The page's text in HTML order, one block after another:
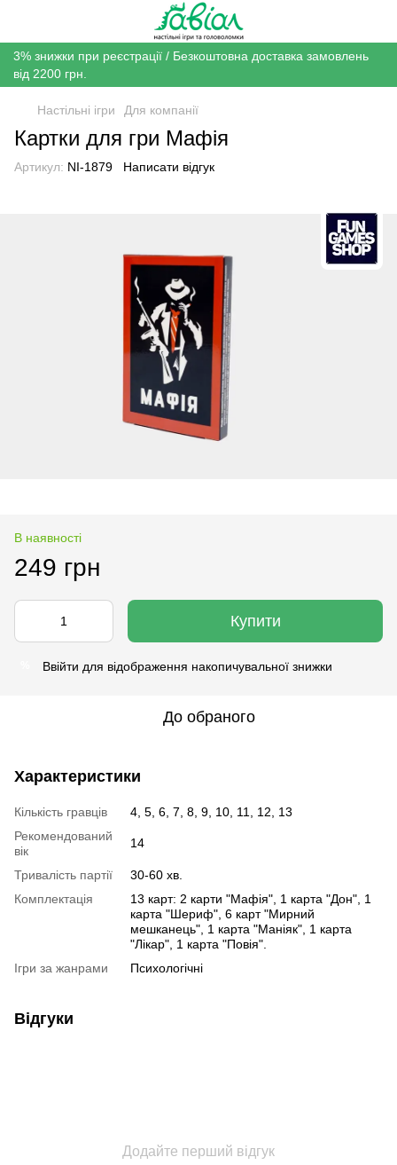
3% знижки при реєстрації / Безкоштовна доставка замовлень
від 2200 грн.
Настільні ігри Для компанії
Картки для гри Мафія
Артикул: NI-1879 Написати відгук
В наявності
249 грн
Купити
Ввійти для відображення накопичувальної знижки
До обраного
Характеристики
Кількість гравців
4, 5, 6, 7, 8, 9, 10, 11, 12, 13
Рекомендований
вік
14
Тривалість партії
30-60 хв.
Комплектація
13 карт: 2 карти "Мафія", 1 карта "Дон", 1
карта "Шериф", 6 карт "Мирний
мешканець", 1 карта "Маніяк", 1 карта
"Лікар", 1 карта "Повія".
Ігри за жанрами
Психологічні
Відгуки
Додайте перший відгук